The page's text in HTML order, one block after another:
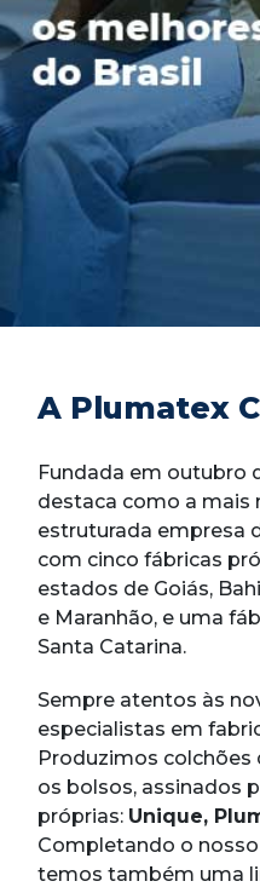
A Plumatex
Fundada em outubro
destaca como a mais
estruturada empresa
com cinco fábricas
estados de Goiás,
e Maranhão, e uma
Santa Catarina.
Sempre atentos às
especialistas em
Produzimos colchões
os bolsos, assinados
próprias: Unique,
Completando o
temos também uma